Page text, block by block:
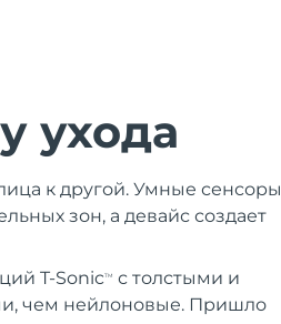
ухода
к другой. Умные сенсоры
зон, а девайс создает
T-SonicTM
с толстыми и
чем нейлоновые. Пришло